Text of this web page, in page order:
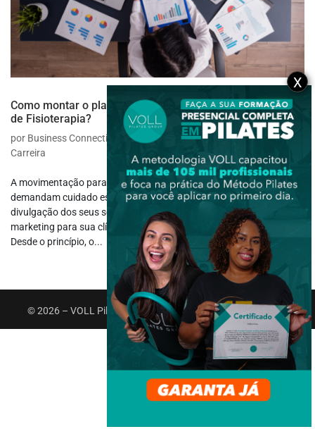
Como montar o plano de marketing ideal para sua clínica
de Fisioterapia?
por Business Connection nov 28, 2022|Atuação Profissional,
Carreira
A movimentação para agilizar os negócios na área da saúde
demandam cuidado especial para com os pacientes, mas a
divulgação dos seus serviços prestados dependem de um plano de
marketing para sua clínica de fisioterapia muito bem calculado.
Desde o princípio, o...
© 2026 – VOLL Pilates Group. Todos os direitos reservados.
X